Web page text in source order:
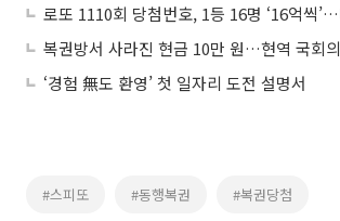
‘경험 無도 환영’ 첫 일자리 도전 설명서
#스피또 #동행복권 #복권당첨